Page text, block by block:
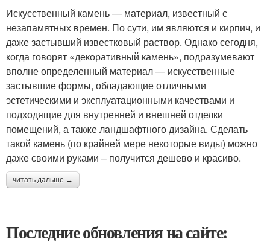
Искусственный камень — материал, известный с
незапамятных времен. По сути, им являются и кирпич, и
даже застывший известковый раствор. Однако сегодня,
когда говорят «декоративный камень», подразумевают
вполне определенный материал — искусственные
застывшие формы, обладающие отличными
эстетическими и эксплуатационными качествами и
подходящие для внутренней и внешней отделки
помещений, а также ландшафтного дизайна. Сделать
такой камень (по крайней мере некоторые виды) можно
даже своими руками – получится дешево и красиво.
читать дальше →
Последние обновления на сайте: